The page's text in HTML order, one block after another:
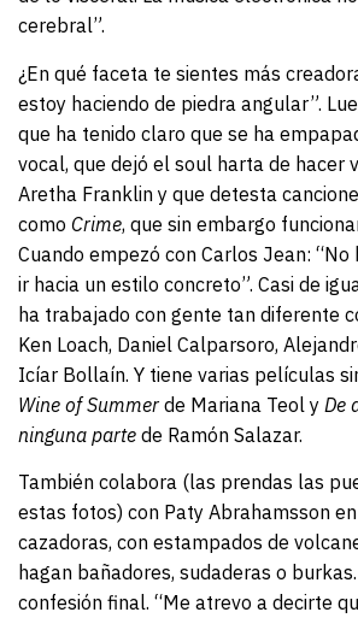
cerebral”.
¿En qué faceta te sientes más
estoy haciendo de piedra angular”.
que ha tenido claro que se ha
vocal, que dejó el soul harta de hacer
Aretha Franklin y que detesta
como Crime, que sin embargo
Cuando empezó con Carlos Jean: “No
ir hacia un estilo concreto”. Casi de
ha trabajado con gente tan diferente
Ken Loach, Daniel Calparsoro,
Icíar Bollaín. Y tiene varias películas
Wine of Summer de Mariana Teol y De
ninguna parte de Ramón Salazar.
También colabora (las prendas las
estas fotos) con Paty Abrahamsson
cazadoras, con estampados de
hagan bañadores, sudaderas o
confesión final. “Me atrevo a decirte